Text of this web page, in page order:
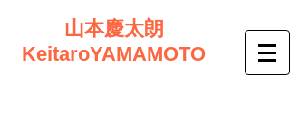
​山本慶太朗
KeitaroYAMAMOTO